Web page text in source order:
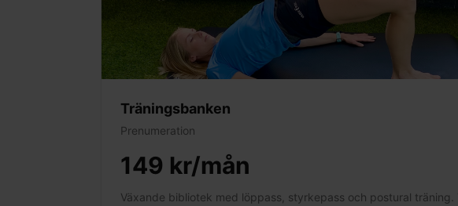
Träningsbanken
Prenumeration
149 kr/mån
Växande bibliotek med löppass, styrkepass och postural träning.